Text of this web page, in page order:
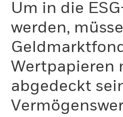
Um in die
werden,
Wertpapieren
abgedeckt